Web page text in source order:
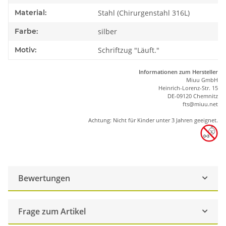
Material: Stahl (Chirurgenstahl 316L)
Farbe: silber
Motiv: Schriftzug "Läuft."
Informationen zum Hersteller
Miuu GmbH
Heinrich-Lorenz-Str. 15
DE-09120 Chemnitz
fts@miuu.net
Achtung: Nicht für Kinder unter 3 Jahren geeignet.
Bewertungen
Frage zum Artikel